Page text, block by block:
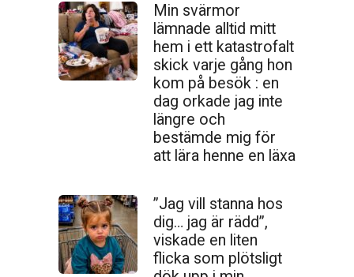
Min svärmor
lämnade alltid mitt
hem i ett katastrofalt
skick varje gång hon
kom på besök : en
dag orkade jag inte
längre och
bestämde mig för
att lära henne en läxa
”Jag vill stanna hos
dig… jag är rädd”,
viskade en liten
flicka som plötsligt